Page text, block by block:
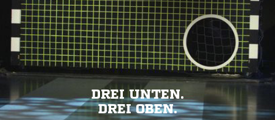
DREI UNTEN.
DREI OBEN.